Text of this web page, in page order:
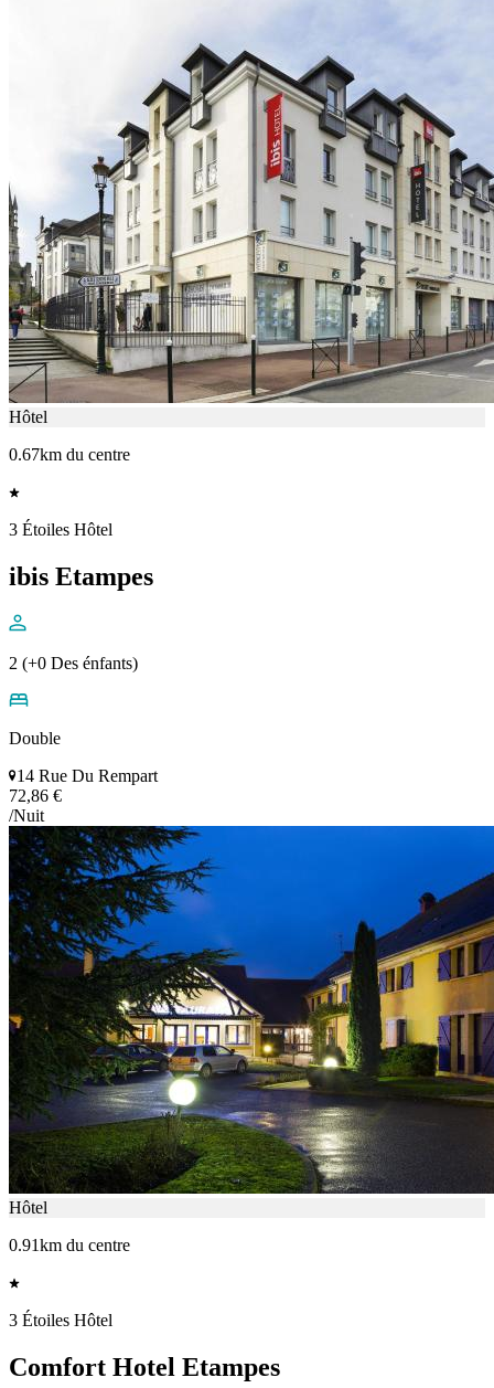
Hôtel
0.67km du centre
3 Étoiles Hôtel
ibis Etampes
2 (+0 Des énfants)
Double
14 Rue Du Rempart
72,86 €
/Nuit
Hôtel
0.91km du centre
3 Étoiles Hôtel
Comfort Hotel Etampes